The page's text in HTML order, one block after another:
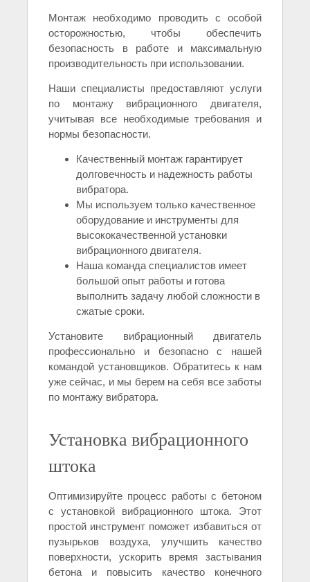
Монтаж необходимо проводить с особой
осторожностью, чтобы обеспечить
безопасность в работе и максимальную
производительность при использовании.
Наши специалисты предоставляют услуги
по монтажу вибрационного двигателя,
учитывая все необходимые требования и
нормы безопасности.
Качественный монтаж гарантирует
долговечность и надежность работы
вибратора.
Мы используем только качественное
оборудование и инструменты для
высококачественной установки
вибрационного двигателя.
Наша команда специалистов имеет
большой опыт работы и готова
выполнить задачу любой сложности в
сжатые сроки.
Установите вибрационный двигатель
профессионально и безопасно с нашей
командой установщиков. Обратитесь к нам
уже сейчас, и мы берем на себя все заботы
по монтажу вибратора.
Установка вибрационного
штока
Оптимизируйте процесс работы с бетоном
с установкой вибрационного штока. Этот
простой инструмент поможет избавиться от
пузырьков воздуха, улучшить качество
поверхности, ускорить время застывания
бетона и повысить качество конечного